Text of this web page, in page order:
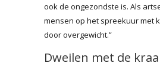
ook de ongezondste is. Als
mensen op het spreekuur met
door overgewicht.”
Dweilen met de